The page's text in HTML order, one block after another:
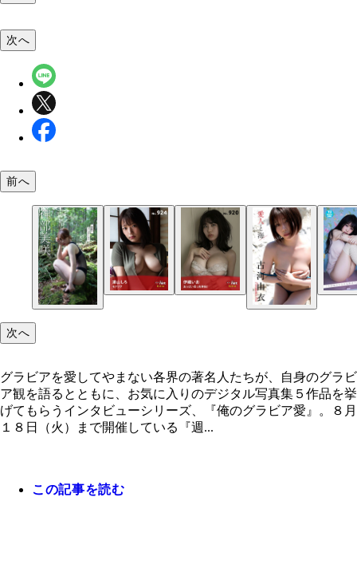
次へ
前へ
次へ
グラビアを愛してやまない各界の著名人たちが、自身のグラビ
ア観を語るとともに、お気に入りのデジタル写真集５作品を挙
げてもらうインタビューシリーズ、『俺のグラビア愛』。８月
１８日（火）まで開催している『週...
この記事を読む